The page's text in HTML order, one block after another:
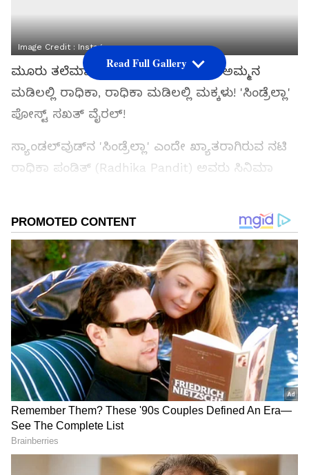
Image Credit : Instagram
ಮೂರು ತಲೆಮಾರುಗಳ ಅಪರೂಪದ ಪ್ರೇಮ; ಅಮ್ಮನ
ಮಡಿಲಲ್ಲಿ ರಾಧಿಕಾ, ರಾಧಿಕಾ ಮಡಿಲಲ್ಲಿ ಮಕ್ಕಳು! 'ಸಿಂಡ್ರೆಲ್ಲಾ'
ಪೋಸ್ಟ್ ಸಖತ್ ವೈರಲ್!
ಸ್ಯಾಂಡಲ್‌ವುಡ್‌ನ 'ಸಿಂಡ್ರೆಲ್ಲಾ' ಎಂದೇ ಖ್ಯಾತರಾಗಿರುವ ನಟಿ
ರಾಧಿಕಾ ಪಂಡಿತ್ (Radhika Pandit) ಅವರು ಸಿನಿಮಾ
ಸಮಗ್ರ ಸುದ್ದಿ ಮೂಲವನ್ನಾಗಿ asianet suvarna news ಅನ್ನು
ಆಯ್ಕೆ ಮಾಡಿಕೊಳ್ಳಿ
Read Full Gallery